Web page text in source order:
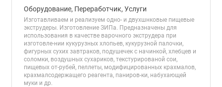
Оборудование, Переработчик, Услуги
Изготавливаем и реализуем одно- и двухшнковые пищевые
экструдеры. Изготовление ЗИПа. Предназначены для
использования в качестве варочного экструдера при
изготовле-нии кукурузных хлопьев, кукурузной палочки,
фигурных сухих завтраков, подушечек с начинкой, хлебцев и
соломки, воздушных сухариков, текстурированой сои,
пищевых от-рубей, пеллеты, модифицированных крахмалов,
крахмалсодержащего реагента, паниров-ки, набухающей
муки и др.